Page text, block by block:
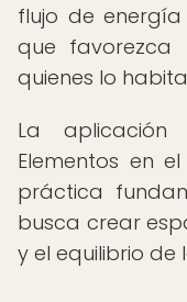
flujo de
que
quienes lo
La aplicación
Elementos en
práctica
busca crear
y el equilibrio de